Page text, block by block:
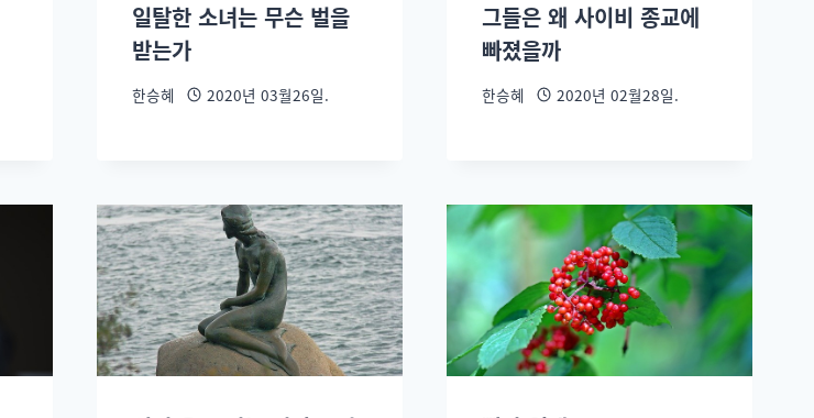
일탈한 소녀는 무슨 벌을
받는가
한승혜 2020년 03월26일.
그들은 왜 사이비 종교에
빠졌을까
한승혜 2020년 02월28일.